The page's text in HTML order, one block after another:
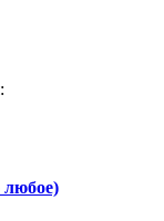
любое)